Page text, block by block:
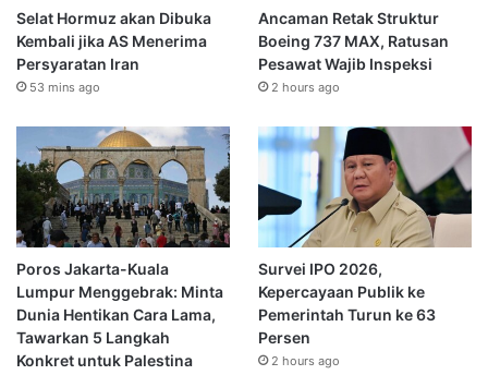
Selat Hormuz akan Dibuka
Kembali jika AS Menerima
Persyaratan Iran
53 mins ago
Ancaman Retak Struktur
Boeing 737 MAX, Ratusan
Pesawat Wajib Inspeksi
2 hours ago
Poros Jakarta-Kuala
Lumpur Menggebrak: Minta
Dunia Hentikan Cara Lama,
Tawarkan 5 Langkah
Konkret untuk Palestina
Survei IPO 2026,
Kepercayaan Publik ke
Pemerintah Turun ke 63
Persen
2 hours ago